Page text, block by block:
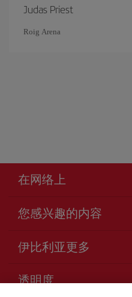
Judas Priest
Roig Arena
在网络上
您感兴趣的内容
网站访问声明
服务承诺
伊比利亚更多
透明度